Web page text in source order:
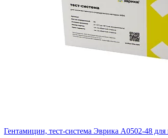
Гентамицин, тест-система Эврика A0502-48